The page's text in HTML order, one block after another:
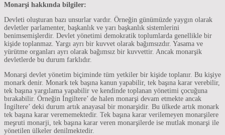
Monarşi hakkında bilgiler:
Devleti oluşturan bazı unsurlar vardır. Örneğin günümüzde yaygın olarak
devletler parlamenter, başkanlık ve yarı başkanlık sistemlerini
benimsemişlerdir. Devlet yönetimi demokratik toplumlarda genellikle bir
kişide toplanmaz. Yargı ayrı bir kuvvet olarak bağımsızdır. Yasama ve
yürütme organları ayrı olarak bağımsız bir kuvvettir. Ancak monarşik
devletlerde bu durum farklıdır.
Monarşi devlet yönetim biçiminde tüm yetkiler bir kişide toplanır. Bu kişiye
monark denir. Monark tek başına kanun yapabilir, tek başına karar verebilir,
tek başına yargılama yapabilir ve kendinde toplanan yönetimi çocuğuna
bırakabilir. Örneğin İngiltere’ de halen monarşi devam etmekte ancak
İngiltere’ deki durum artık anayasal bir monarşidir. Bu ülkede artık monark
tek başına karar verememektedir. Tek başına karar verilemeyen monarşilere
meşruti monarji, tek başına karar veren monarşilerde ise mutlak monarşi ile
yönetilen ülkeler denilmektedir.